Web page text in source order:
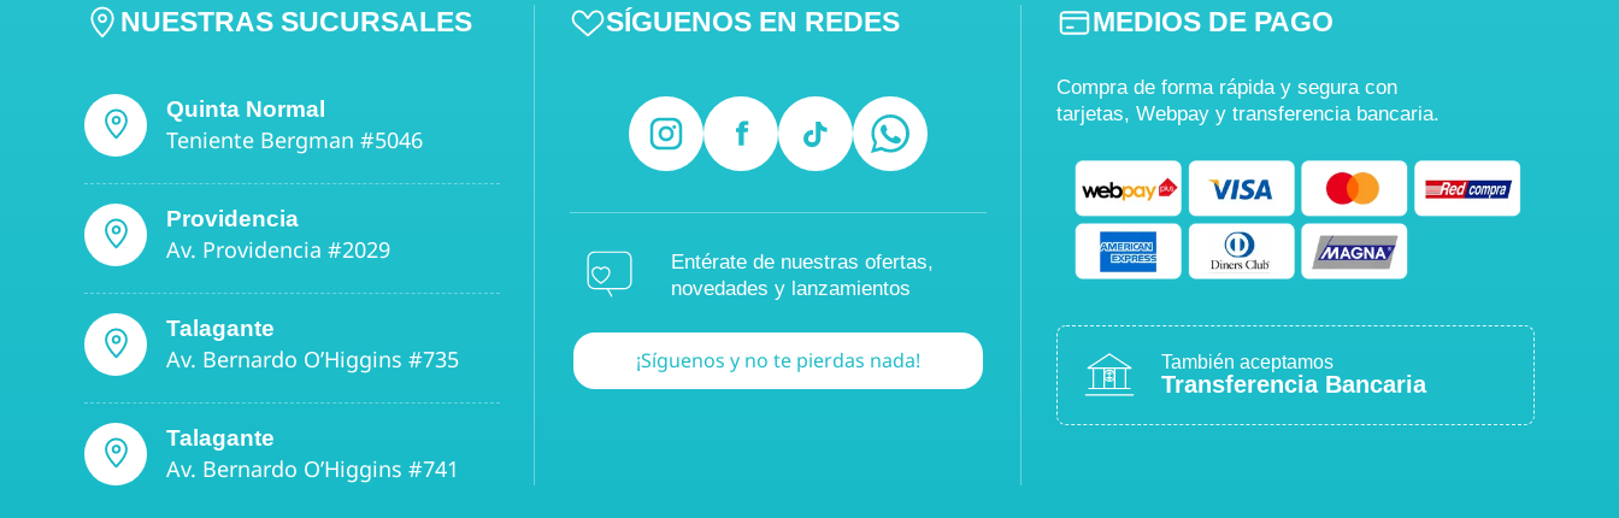
NUESTRAS SUCURSALES
Quinta Normal
Teniente Bergman #5046
Providencia
Av. Providencia #2029
Talagante
Av. Bernardo O’Higgins #735
Talagante
Av. Bernardo O’Higgins #741
SÍGUENOS EN REDES
Entérate de nuestras ofertas,
novedades y lanzamientos
¡Síguenos y no te pierdas nada!
MEDIOS DE PAGO
Compra de forma rápida y segura con
tarjetas, Webpay y transferencia bancaria.
También aceptamos
Transferencia Bancaria